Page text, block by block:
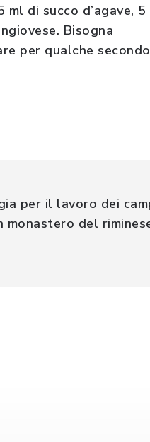
di succo d’agave, 5
Bisogna
per qualche
per il lavoro dei
del